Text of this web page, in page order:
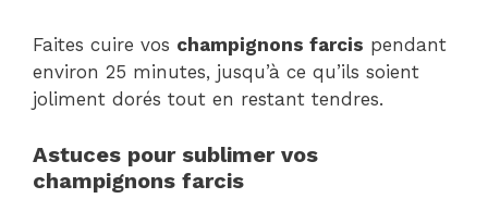
Faites cuire vos champignons farcis pendant
environ 25 minutes, jusqu’à ce qu’ils soient
joliment dorés tout en restant tendres.
Astuces pour sublimer vos
champignons farcis